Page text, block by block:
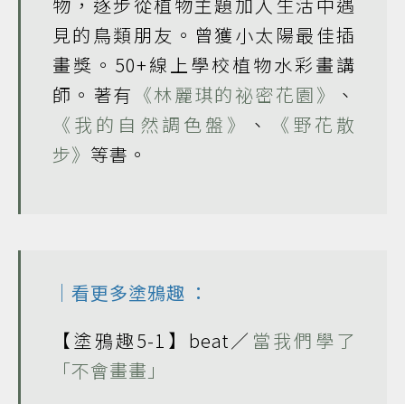
物，逐步從植物主題加入生活中遇
見的鳥類朋友。曾獲小太陽最佳插
畫獎。50+線上學校植物水彩畫講
師。著有 《林麗琪的祕密花園》
、
《我的自然調色盤》
、
《野花散
步》 等書。
｜看更多塗鴉趣 ：
【塗鴉趣5-1】beat／ 當我們學了
「不會畫畫」